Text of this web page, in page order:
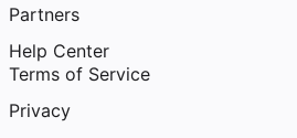
Partners
Help Center
Terms of Service
Privacy